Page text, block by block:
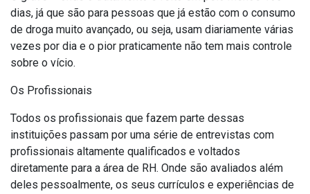
dias, já que são para pessoas que já estão com o consumo
de droga muito avançado, ou seja, usam diariamente várias
vezes por dia e o pior praticamente não tem mais controle
sobre o vício.
Os Profissionais
Todos os profissionais que fazem parte dessas
instituições passam por uma série de entrevistas com
profissionais altamente qualificados e voltados
diretamente para a área de RH. Onde são avaliados além
deles pessoalmente, os seus currículos e experiências de